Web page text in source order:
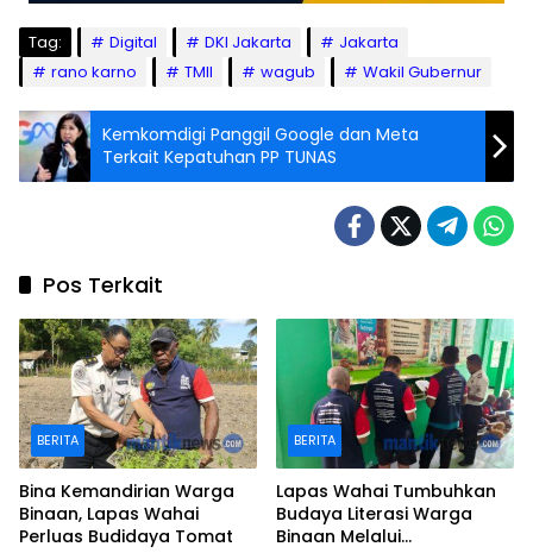
Tag: Digital DKI Jakarta
Jakarta
rano karno
TMII wagub Wakil Gubernur
Kemkomdigi Panggil Google dan Meta
Terkait Kepatuhan PP TUNAS
Pos Terkait
BERITA
Bina Kemandirian Warga
Binaan, Lapas Wahai
Perluas Budidaya Tomat
BERITA
Lapas Wahai Tumbuhkan
Budaya Literasi Warga
Binaan Melalui